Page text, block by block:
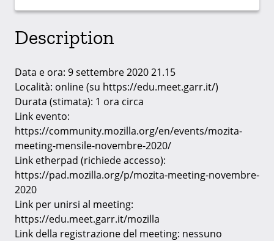
Description
Data e ora: 9 settembre 2020 21.15
Località: online (su https://edu.meet.garr.it/)
Durata (stimata): 1 ora circa
Link evento:
https://community.mozilla.org/en/events/mozita-
meeting-mensile-novembre-2020/
Link etherpad (richiede accesso):
https://pad.mozilla.org/p/mozita-meeting-novembre-
2020
Link per unirsi al meeting:
https://edu.meet.garr.it/mozilla
Link della registrazione del meeting: nessuno